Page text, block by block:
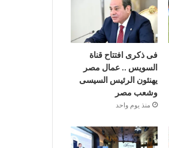
فى ذكرى افتتاح قناة
السويس .. عمال مصر
يهنئون الرئيس السيسى
وشعب مصر
منذ يوم واحد